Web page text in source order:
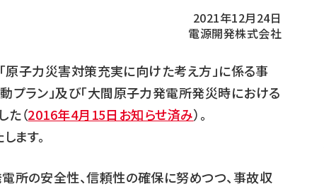
2021年12月24日
電源開発株式会社
子力災害対策充実に向けた考え方」に係る事
プラン」及び「大間原子力発電所発災時における
た（2016年4月15日お知らせ済み）。
ます。
所の安全性、信頼性の確保に努めつつ、事故収